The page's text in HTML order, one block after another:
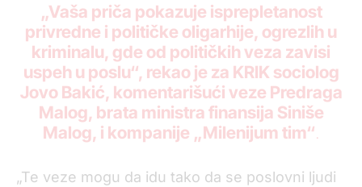
„Vaša priča pokazuje isprepletanost
privredne i političke oligarhije, ogrezlih u
kriminalu, gde od političkih veza zavisi
uspeh u poslu“, rekao je za KRIK sociolog
Jovo Bakić, komentarišući veze Predraga
Malog, brata ministra finansija Siniše
Malog, i kompanije „Milenijum tim“.
„Te veze mogu da idu tako da se poslovni ljudi